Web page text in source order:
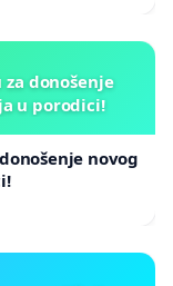
donošenje
u porodici!
novog